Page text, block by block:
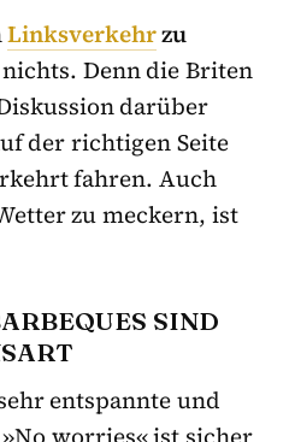
Linksverkehrzu
Denn die Briten
darüber
der richtigen Seite
fahren. Auch
zu meckern, ist
SIND
entspannte und